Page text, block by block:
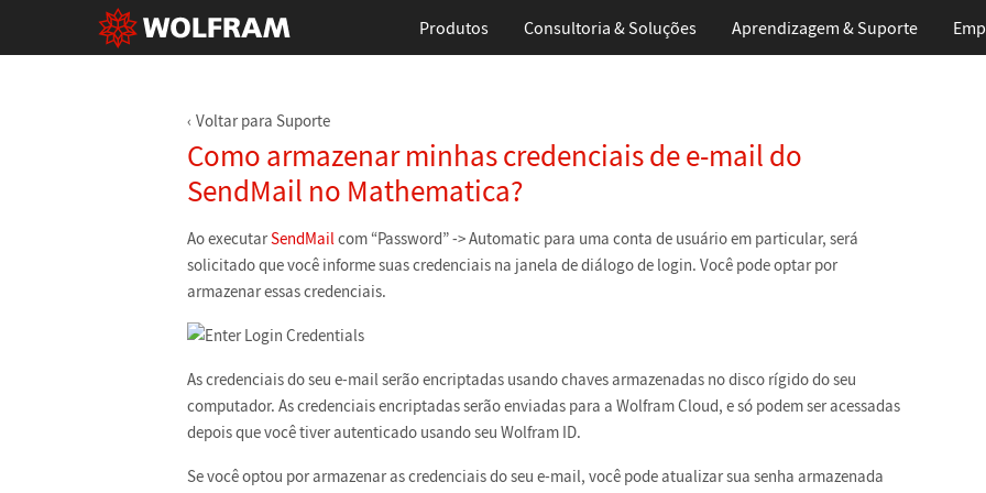
Produtos Consultoria & Soluções Aprendizagem & Suporte
Voltar para Suporte
Como armazenar minhas credenciais de e-mail do
SendMail no Mathematica?
Ao executarSendMailcom “Password” -> Automatic para uma conta de usuário em particular, será
solicitado que você informe suas credenciais na janela de diálogo de login. Você pode optar por
armazenar essas credenciais.
As credenciais do seu e-mail serão encriptadas usando chaves armazenadas no disco rígido do seu
computador. As credenciais encriptadas serão enviadas para a Wolfram Cloud, e só podem ser acessadas
depois que você tiver autenticado usando seu Wolfram ID.
Se você optou por armazenar as credenciais do seu e-mail, você pode atualizar sua senha armazenada